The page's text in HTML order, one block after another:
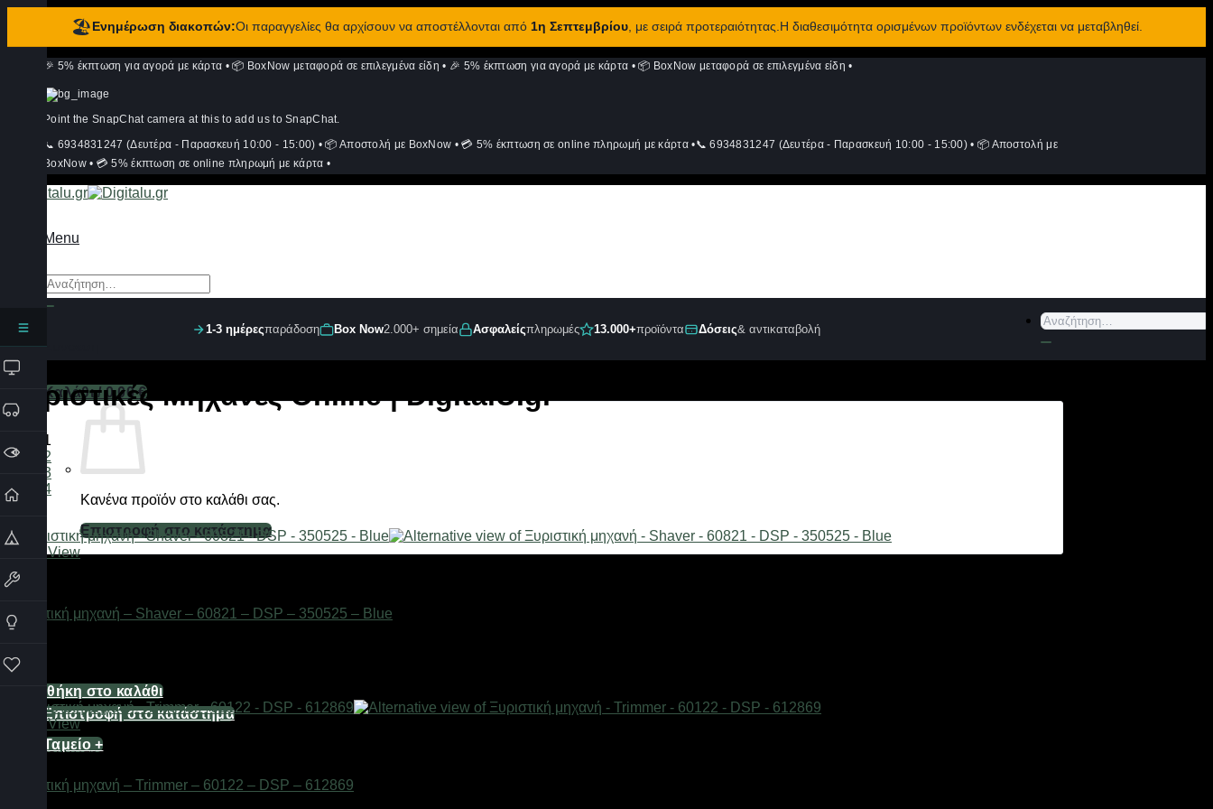
🏖️Ενημέρωση διακοπών:Οι παραγγελίες θα αρχίσουν να αποστέλλονται από 1η Σεπτεμβρίου, με σειρά προτεραιότητας.Η διαθεσιμότητα ορισμένων προϊόντων ενδέχεται να μεταβληθεί.
περιεχόμενο
🎉 5% έκπτωση για αγορά με κάρτα • 📦 BoxNow μεταφορά σε επιλεγμένα είδη • 🎉 5% έκπτωση για αγορά με κάρτα • 📦 BoxNow μεταφορά σε επιλεγμένα είδη •
Point the SnapChat camera at this to add us to SnapChat.
📞 6934831247 (Δευτέρα - Παρασκευή 10:00 - 15:00) • 📦 Αποστολή με BoxNow • 💳 5% έκπτωση σε online πληρωμή με κάρτα •📞 6934831247 (Δευτέρα - Παρασκευή 10:00 - 15:00) • 📦 Αποστολή με
BoxNow • 💳 5% έκπτωση σε online πληρωμή με κάρτα •
Menu
Αναζήτηση
για:
Σύνδεση
Καλάθι /0,00€
Κανένα προϊόν στο καλάθι σας.
Επιστροφή στο κατάστημα
Κανένα προϊόν στο καλάθι σας.
Επιστροφή στο κατάστημα
Ταμείο +
1-3 ημέρεςπαράδοση Box Now2.000+ σημεία Ασφαλείςπληρωμές 13.000+προϊόντα Δόσεις& αντικαταβολή
Αναζήτηση
Ξυριστικές Μηχανές Online | DigitalU.gr
1
2
3
4
Quick View
Είδη κομμωτηρίου
Ξυριστική μηχανή – Shaver – 60821 – DSP – 350525 – Blue
47,12
Προσθήκη στο καλάθι
Quick View
Είδη κομμωτηρίου
Ξυριστική μηχανή – Trimmer – 60122 – DSP – 612869